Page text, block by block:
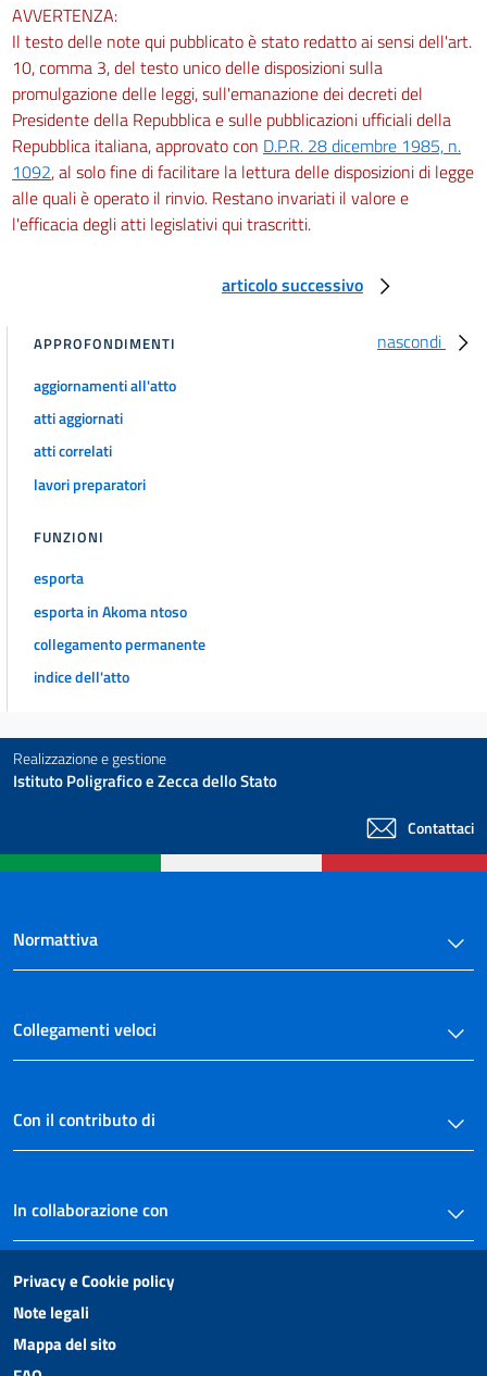
AVVERTENZA:
Il testo delle note qui pubblicato è stato redatto ai sensi dell'art.
10, comma 3, del testo unico delle disposizioni sulla
promulgazione delle leggi, sull'emanazione dei decreti del
Presidente della Repubblica e sulle pubblicazioni ufficiali della
Repubblica italiana, approvato con D.P.R. 28 dicembre 1985, n.
1092, al solo fine di facilitare la lettura delle disposizioni di legge
alle quali è operato il rinvio. Restano invariati il valore e
l'efficacia degli atti legislativi qui trascritti.
articolo successivo
nascondi
APPROFONDIMENTI
aggiornamenti all'atto
atti aggiornati
atti correlati
lavori preparatori
FUNZIONI
esporta
esporta in Akoma ntoso
collegamento permanente
indice dell'atto
Realizzazione e gestione
Istituto Poligrafico e Zecca dello Stato
Contattaci
Normattiva
Collegamenti veloci
Con il contributo di
In collaborazione con
Privacy e Cookie policy
Note legali
Mappa del sito